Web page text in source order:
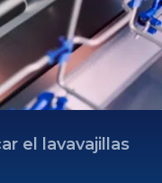
el lavavajillas